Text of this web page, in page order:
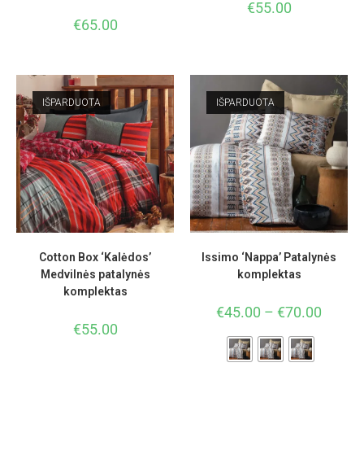
€65.00
€55.00
IŠPARDUOTA
Cotton Box ‘Kalėdos’
Medvilnės patalynės
komplektas
€55.00
IŠPARDUOTA
Issimo ‘Nappa’ Patalynės
komplektas
€45.00 – €70.00